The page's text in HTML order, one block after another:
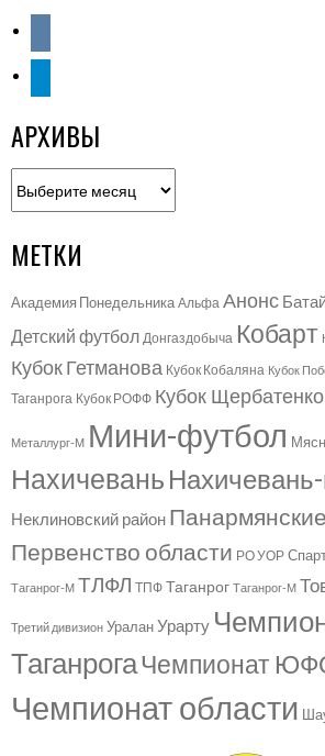
АРХИВЫ
МЕТКИ
Академия Понедельника Альфа Анонс
Детский футбол Донгаздобыча Кобарт
Кубок Гетманова Кубок Кобаляна Кубок
Таганрога Кубок РОФФ Кубок Щербатенко
Металлург-М Мини-футбол
Нахичевань
Неклиновский район
Первенство области РО УОР
Таганрог-М ТЛФЛ ТПФ Таганрог Таганрог-М
Третий дивизион УраланУрарту
ТаганрогаЧемпионат
Чемпионат области